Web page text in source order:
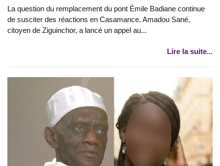
La question du remplacement du pont Émile Badiane continue
de susciter des réactions en Casamance. Amadou Sané,
citoyen de Ziguinchor, a lancé un appel au...
Lire la suite...